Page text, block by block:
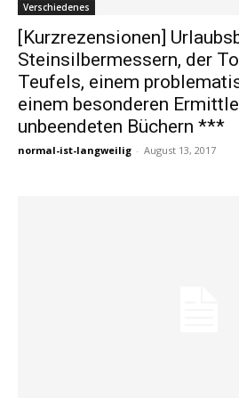
Verschiedenes
[Kurzrezensionen]
Steinsilbermessern, der
Teufels, einem
einem besonderen
unbeendeten Büchern ***
normal-ist-langweilig - August 13, 2017